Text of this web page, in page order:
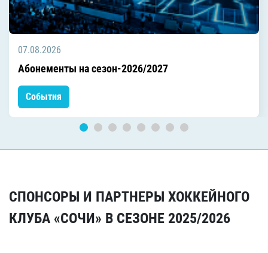
07.08.2026
Абонементы на сезон-2026/2027
События
СПОНСОРЫ И ПАРТНЕРЫ ХОККЕЙНОГО
КЛУБА «СОЧИ» В СЕЗОНЕ 2025/2026